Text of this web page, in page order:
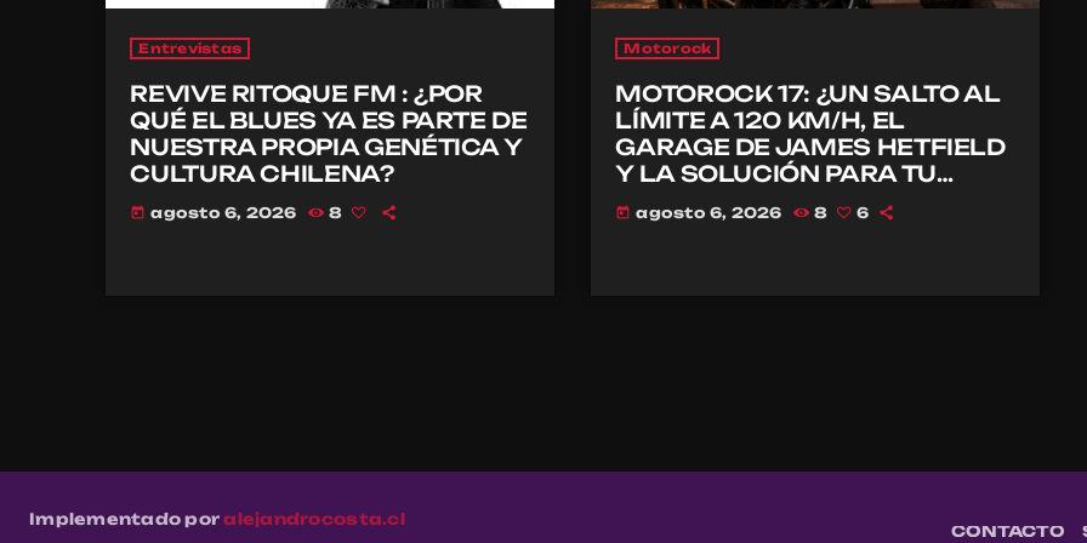
Entrevistas
REVIVE RITOQUE FM : ¿POR
QUÉ EL BLUES YA ES PARTE DE
NUESTRA PROPIA GENÉTICA Y
CULTURA CHILENA?
today agosto 6, 2026 8
Motorock
MOTOROCK 17: ¿UN SALTO AL
LÍMITE A 120 KM/H, EL
GARAGE DE JAMES HETFIELD
Y LA SOLUCIÓN PARA TU
CASCO?
today agosto 6, 2026 8 6
Implementado poralejandrocosta.cl
CONTACTO